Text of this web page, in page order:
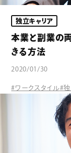
独立キャリア
本業と副業の
きる方法
2020/01/30
#ワークスタイル#